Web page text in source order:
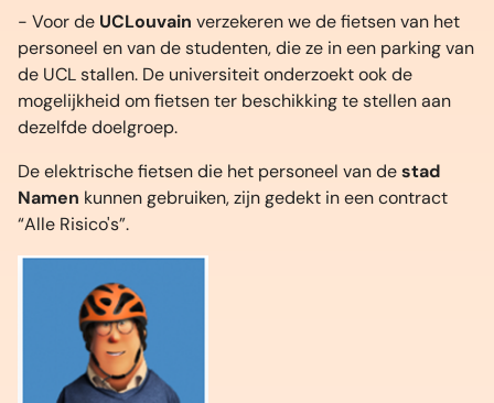
- Voor de UCLouvain verzekeren we de fietsen van het
personeel en van de studenten, die ze in een parking van
de UCL stallen. De universiteit onderzoekt ook de
mogelijkheid om fietsen ter beschikking te stellen aan
dezelfde doelgroep.
De elektrische fietsen die het personeel van destad
Namen kunnen gebruiken, zijn gedekt in een contract
“Alle Risico's”.